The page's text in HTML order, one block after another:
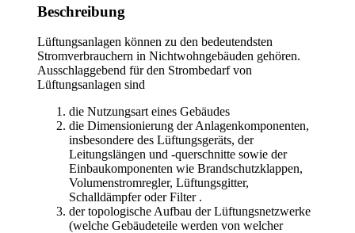
Beschreibung
Lüftungsanlagen können zu den bedeutendsten
Stromverbrauchern in Nichtwohngebäuden gehören.
Ausschlaggebend für den Strombedarf von
Lüftungsanlagen sind
die Nutzungsart eines Gebäudes
die Dimensionierung der Anlagenkomponenten,
insbesondere des Lüftungsgeräts, der
Leitungslängen und -querschnitte sowie der
Einbaukomponenten wie Brandschutzklappen,
Volumenstromregler, Lüftungsgitter,
Schalldämpfer oder Filter .
der topologische Aufbau der Lüftungsnetzwerke
(welche Gebäudeteile werden von welcher